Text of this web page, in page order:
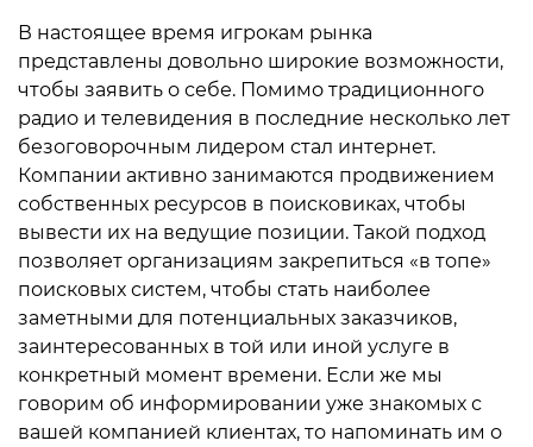
В настоящее время игрокам рынка
представлены довольно широкие возможности,
чтобы заявить о себе. Помимо традиционного
радио и телевидения в последние несколько лет
безоговорочным лидером стал интернет.
Компании активно занимаются продвижением
собственных ресурсов в поисковиках, чтобы
вывести их на ведущие позиции. Такой подход
позволяет организациям закрепиться «в топе»
поисковых систем, чтобы стать наиболее
заметными для потенциальных заказчиков,
заинтересованных в той или иной услуге в
конкретный момент времени. Если же мы
говорим об информировании уже знакомых с
вашей компанией клиентах, то напоминать им о